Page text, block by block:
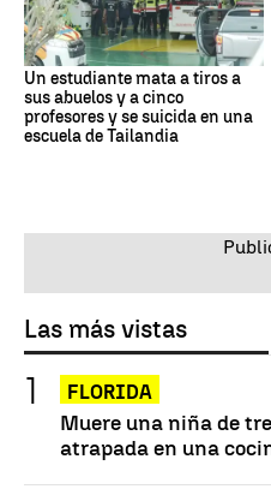
Un estudiante mata a tiros a
sus abuelos y a cinco
profesores y se suicida en una
escuela de Tailandia
Las más vistas
FLORIDA
Muere una niña de
atrapada en una